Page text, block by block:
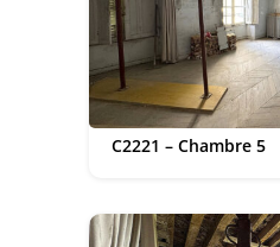
C2221 – Chambre 5